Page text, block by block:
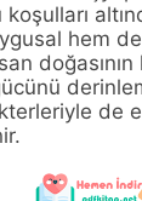
hem
de